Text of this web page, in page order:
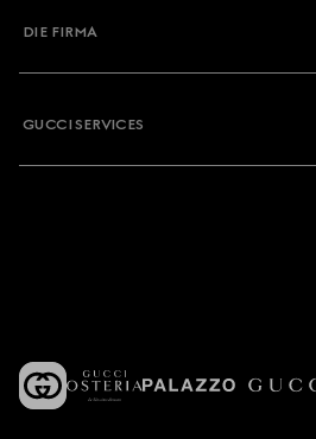
DIE FIRMA
GUCCI SERVICES